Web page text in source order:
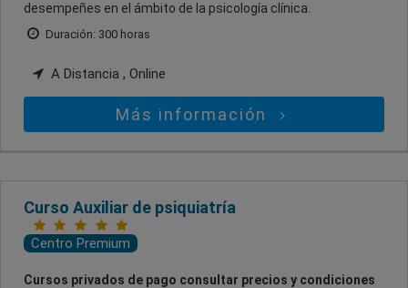
desempeñes en el ámbito de la psicología clínica.
Duración: 300 horas
A Distancia , Online
Más información
Curso Auxiliar de psiquiatría
Centro Premium
Cursos privados de pago consultar precios y condiciones